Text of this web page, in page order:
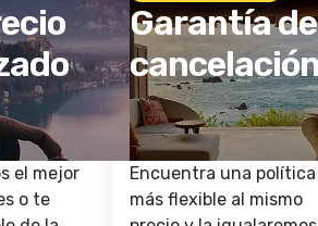
el mejor
o te
Garantía de
Encuentra una política
más flexible al mismo